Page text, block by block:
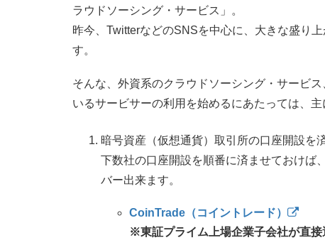
ラウドソーシング・サービス」。
昨今、TwitterなどのSNSを中心に、大きな盛り
す。
そんな、外資系のクラウドソーシング・サービ
いるサービサーの利用を始めるにあたっては、
暗号資産（仮想通貨）取引所の口座開設を
下数社の口座開設を順番に済ませておけば
バー出来ます。
CoinTrade（コイントレード）
※東証プライム上場企業子会社が直接